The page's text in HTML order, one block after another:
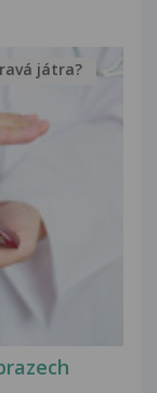
játra?